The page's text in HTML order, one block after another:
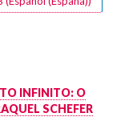
INFINITO: O
SCHEFER